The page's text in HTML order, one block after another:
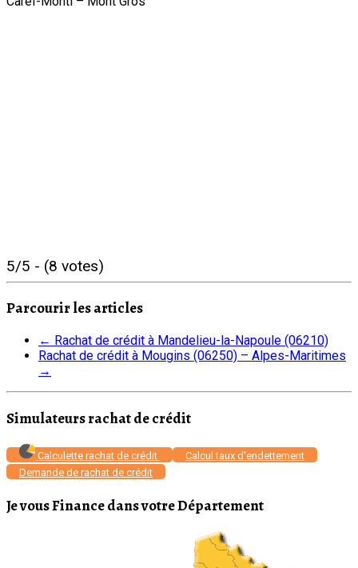
5/5 - (8 votes)
Parcourir les articles
← Rachat de crédit à Mandelieu-la-Napoule (06210)
Rachat de crédit à Mougins (06250) – Alpes-Maritimes
→
Simulateurs rachat de crédit
Calculette rachat de crédit
Calcul taux d'endettement
Demande de rachat de crédit
Je vous Finance dans votre Département